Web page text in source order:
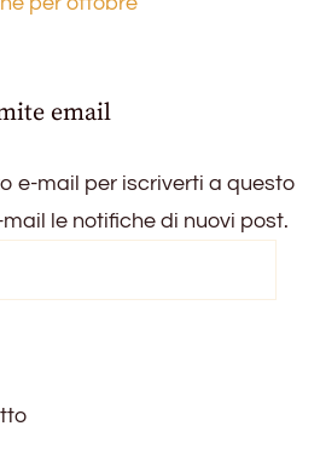
email
e-mail per iscriverti a questo
le notifiche di nuovi post.